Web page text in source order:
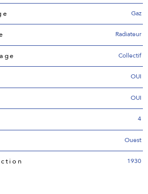
Gaz
Radiateur
Collectif
OUI
OUI
4
Ouest
1930